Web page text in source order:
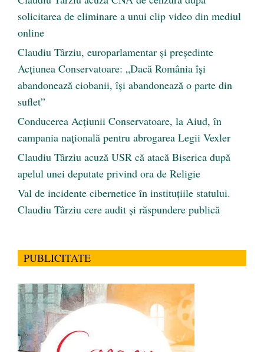
solicitarea de eliminare a unui clip video din mediul
online
Claudiu Târziu, europarlamentar și președinte
Acțiunea Conservatoare: „Dacă România își
abandonează ciobanii, își abandonează o parte din
suflet”
Conducerea Acțiunii Conservatoare, la Aiud, în
campania națională pentru abrogarea Legii Vexler
Claudiu Târziu acuză USR că atacă Biserica după
apelul unei deputate privind ora de Religie
Val de incidente cibernetice în instituțiile statului.
Claudiu Târziu cere audit și răspundere publică
PUBLICITATE